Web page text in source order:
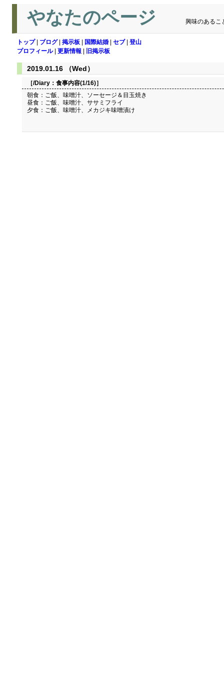
やなたのページ 興味のあるこ
トップ| ブログ| 掲示板 国際結婚 セブ| 登山
プロフィール| 更新情報 旧掲示板
2019.01.16 （Wed）
［/Diary： 食事内容(1/16)］
朝食：ご飯、味噌汁、ソーセージ＆目玉焼き
昼食：ご飯、味噌汁、ササミフライ
夕食：ご飯、味噌汁、メカジキ味噌漬け